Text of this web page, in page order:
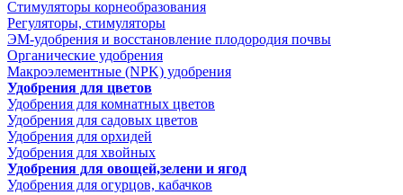
Стимуляторы корнеобразования
Регуляторы, стимуляторы
ЭМ-удобрения и восстановление плодородия почвы
Органические удобрения
Макроэлементные (NPK) удобрения
Удобрения для цветов
Удобрения для комнатных цветов
Удобрения для садовых цветов
Удобрения для орхидей
Удобрения для хвойных
Удобрения для овощей,зелени и ягод
Удобрения для огурцов, кабачков